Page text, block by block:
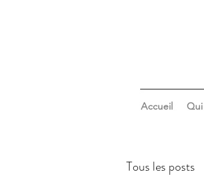
Accueil Qui
Tous les posts